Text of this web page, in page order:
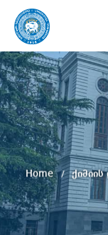
Home